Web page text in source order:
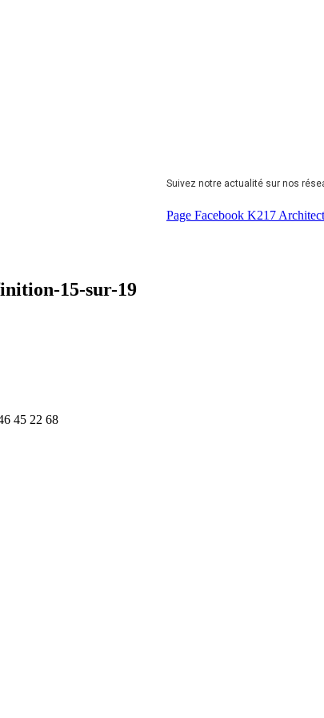
Suivez notre actualité sur nos
Page Facebook K217
15-sur-19
45 22 68